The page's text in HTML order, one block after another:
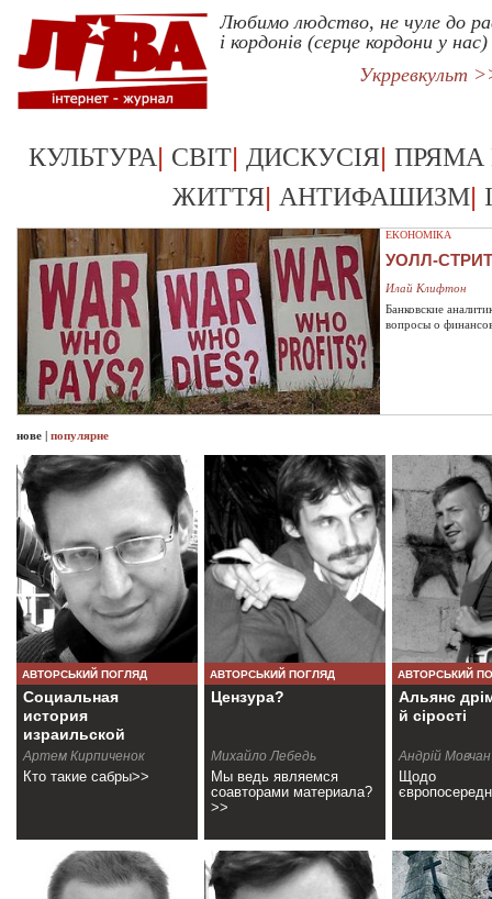
Любимо людство, не чуле до
і кордонів (серце кордони у нас)
Укрревкульт
КУЛЬТУРА| СВІТ| ДИСКУСІЯ| ПРЯМА
ЖИТТЯ| АНТИФАШИЗМ|
ЕКОНОМІКА
УОЛЛ-
Илай Клифтон
Банковские
вопросы о
нове | популярне
АВТОРСЬКИЙ ПОГЛЯД
Социальная
история
израильской
культуры
Артем Кирпиченок
Кто такие сабры>>
АВТОРСЬКИЙ ПОГЛЯД
Цензура?
Михайло Лебедь
Мы ведь являемся
соавторами материала?
>>
АВТОРСЬКИЙ
Альянс
й сірості
Андрій Мовчан
Щодо